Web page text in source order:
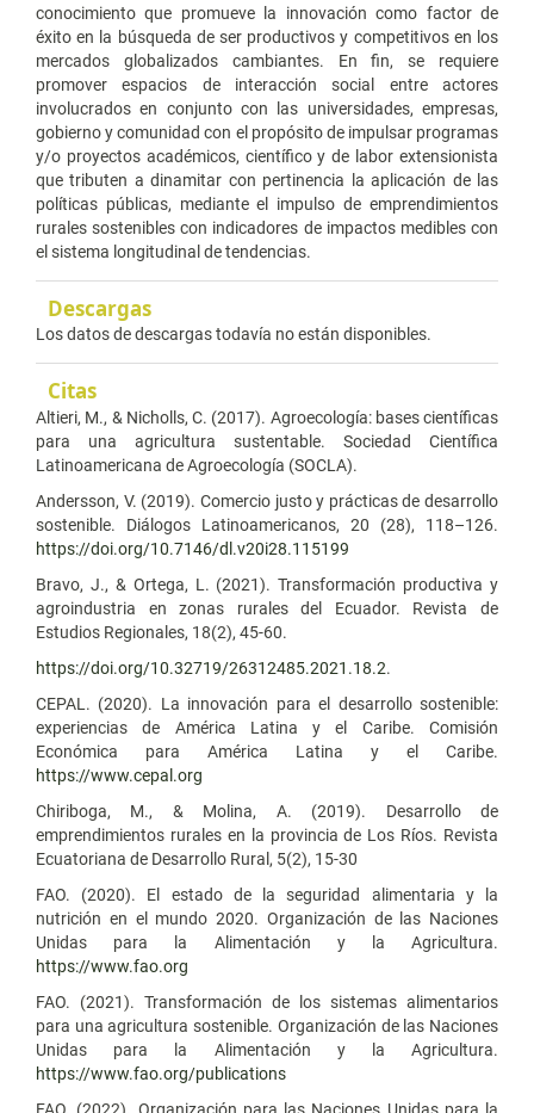
conocimiento que promueve la innovación como factor de
éxito en la búsqueda de ser productivos y competitivos en los
mercados globalizados cambiantes. En fin, se requiere
promover espacios de interacción social entre actores
involucrados en conjunto con las universidades, empresas,
gobierno y comunidad con el propósito de impulsar programas
y/o proyectos académicos, científico y de labor extensionista
que tributen a dinamitar con pertinencia la aplicación de las
políticas públicas, mediante el impulso de emprendimientos
rurales sostenibles con indicadores de impactos medibles con
el sistema longitudinal de tendencias.
Descargas
Los datos de descargas todavía no están disponibles.
Citas
Altieri, M., & Nicholls, C. (2017). Agroecología: bases científicas
para una agricultura sustentable. Sociedad Científica
Latinoamericana de Agroecología (SOCLA).
Andersson, V. (2019). Comercio justo y prácticas de desarrollo
sostenible. Diálogos Latinoamericanos, 20 (28), 118–126.
https://doi.org/10.7146/dl.v20i28.115199
Bravo, J., & Ortega, L. (2021). Transformación productiva y
agroindustria en zonas rurales del Ecuador. Revista de
Estudios Regionales, 18(2), 45-60.
https://doi.org/10.32719/26312485.2021.18.2.
CEPAL. (2020). La innovación para el desarrollo sostenible:
experiencias de América Latina y el Caribe. Comisión
Económica para América Latina y el Caribe.
https://www.cepal.org
Chiriboga, M., & Molina, A. (2019). Desarrollo de
emprendimientos rurales en la provincia de Los Ríos. Revista
Ecuatoriana de Desarrollo Rural, 5(2), 15-30
FAO. (2020). El estado de la seguridad alimentaria y la
nutrición en el mundo 2020. Organización de las Naciones
Unidas para la Alimentación y la Agricultura.
https://www.fao.org
FAO. (2021). Transformación de los sistemas alimentarios
para una agricultura sostenible. Organización de las Naciones
Unidas para la Alimentación y la Agricultura.
https://www.fao.org/publications
FAO. (2022). Organización para las Naciones Unidas para la